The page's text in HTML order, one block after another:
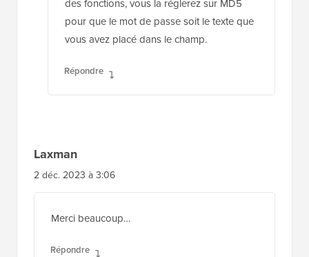
pour que le mot de passe soit le texte que
vous avez placé dans le champ.
Répondre
Laxman
2 déc. 2023 à 3:06
Merci beaucoup…
Répondre